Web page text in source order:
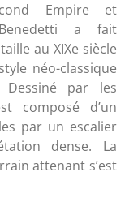
Empire et
a fait
au XIXe siècle
néo-classique
par les
composé d’un
par un escalier
dense. La
attenant s’est